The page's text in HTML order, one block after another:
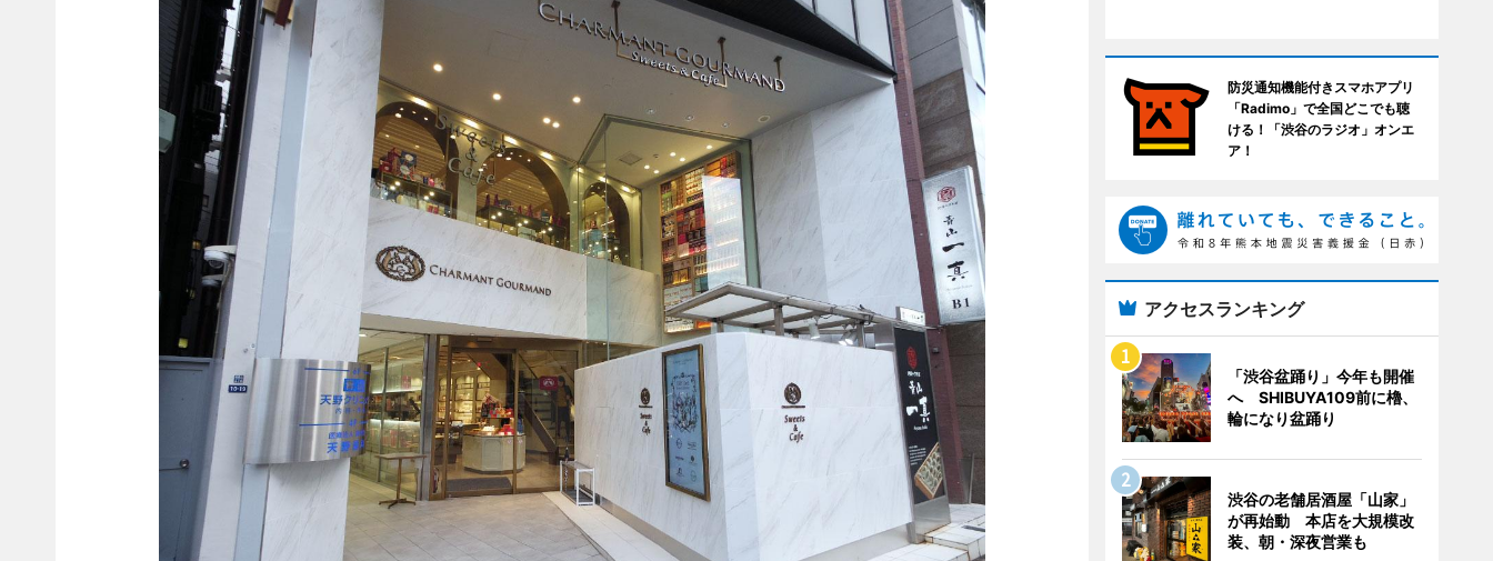
防災通知機能付きスマホアプリ
「Radimo」で全国どこでも聴
ける！「渋谷のラジオ」オンエ
ア！
アクセスランキング
「渋谷盆踊り」今年も開催
へ SHIBUYA109前に櫓、
輪になり盆踊り
渋谷の老舗居酒屋「山家」
が再始動 本店を大規模改
装、朝・深夜営業も